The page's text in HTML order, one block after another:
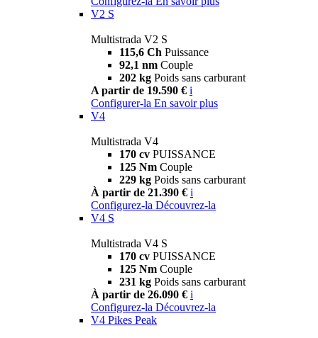
V2 S
Multistrada V2 S
115,6 Ch Puissance
92,1 nm Couple
202 kg Poids sans carburant
A partir de 19.590 € i
Configurer-la En savoir plus
V4
Multistrada V4
170 cv PUISSANCE
125 Nm Couple
229 kg Poids sans carburant
À partir de 21.390 € i
Configurez-la Découvrez-la
V4 S
Multistrada V4 S
170 cv PUISSANCE
125 Nm Couple
231 kg Poids sans carburant
À partir de 26.090 € i
Configurez-la Découvrez-la
V4 Pikes Peak